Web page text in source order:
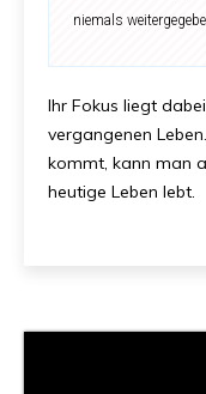
niemals
Ihr Fokus liegt
vergangenen
kommt, kann man
heutige Leben lebt.